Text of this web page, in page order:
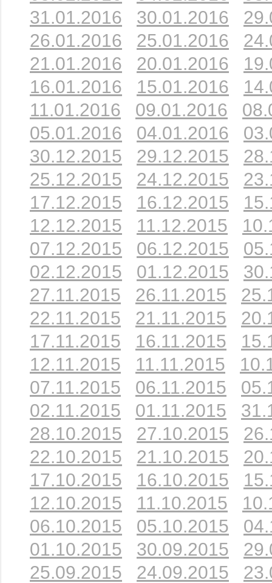
31.01.2016
30.01.2016
26.01.2016
25.01.2016
21.01.2016
20.01.2016
16.01.2016
15.01.2016
11.01.2016
09.01.2016
05.01.2016
04.01.2016
30.12.2015
29.12.2015
25.12.2015
24.12.2015
17.12.2015
16.12.2015
12.12.2015
11.12.2015
07.12.2015
06.12.2015
02.12.2015
01.12.2015
27.11.2015
26.11.2015
22.11.2015
21.11.2015
17.11.2015
16.11.2015
12.11.2015
11.11.2015
07.11.2015
06.11.2015
02.11.2015
01.11.2015
28.10.2015
27.10.2015
22.10.2015
21.10.2015
17.10.2015
16.10.2015
12.10.2015
11.10.2015
06.10.2015
05.10.2015
01.10.2015
30.09.2015
25.09.2015
24.09.2015